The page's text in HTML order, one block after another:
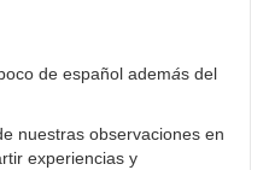
de español además del
nuestras observaciones en
experiencias y